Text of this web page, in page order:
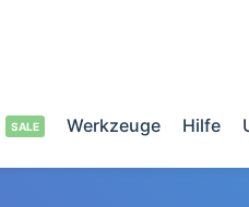
Werkzeuge Hilfe